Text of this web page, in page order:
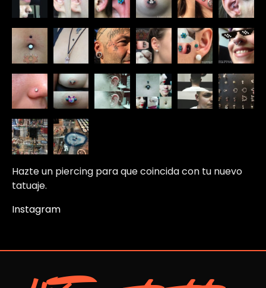
Hazte un piercing para que coincida con tu nuevo
tatuaje.
Instagram